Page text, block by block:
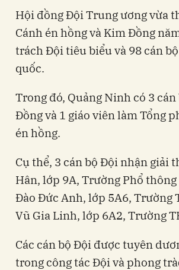
Hội đồng Đội Trung ương vừa
Cánh én hồng và Kim Đồng
trách Đội tiêu biểu và 98 cán
quốc.
Trong đó, Quảng Ninh có 3
Đồng và 1 giáo viên làm Tổng
én hồng.
Cụ thể, 3 cán bộ Đội nhận giải
Hân, lớp 9A, Trường Phổ
Đào Đức Anh, lớp 5A6, Trường
Vũ Gia Linh, lớp 6A2, Trường
Các cán bộ Đội được tuyên
trong công tác Đội và phong